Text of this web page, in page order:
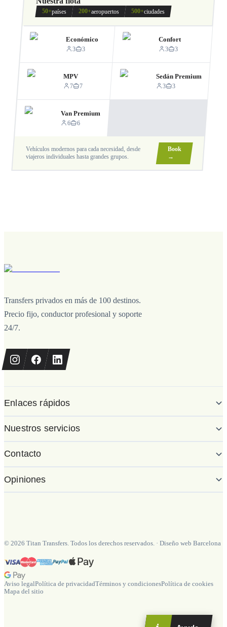
50+países 200+aeropuertos 500+ciudades
Económico
3 3
Confort
3 3
MPV
7 7
Sedán Premium
3 3
Van Premium
6 6
Vehículos modernos para cada necesidad, desde
viajeros individuales hasta grandes grupos.
Book
→
Transfers privados en más de 100 destinos.
Precio fijo, conductor profesional y soporte
24/7.
Enlaces rápidos
Nuestros servicios
Contacto
Opiniones
© 2026 Titan Transfers. Todos los derechos reservados. · Diseño web Barcelona
Aviso legalPolítica de privacidadTérminos y condicionesPolítica de cookies
Mapa del sitio